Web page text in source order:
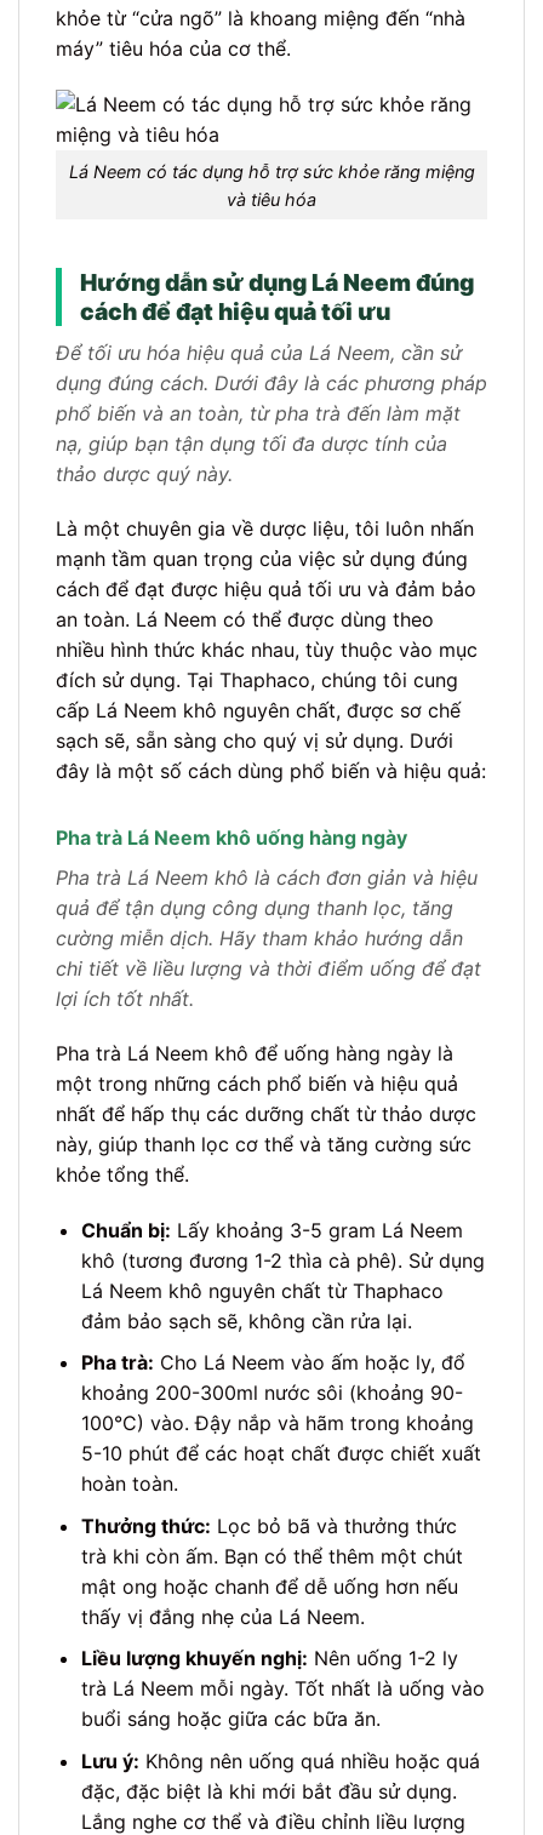
khỏe từ “cửa ngõ” là khoang miệng đến “nhà
máy” tiêu hóa của cơ thể.
Lá Neem có tác dụng hỗ trợ sức khỏe răng miệng
và tiêu hóa
Hướng dẫn sử dụng Lá Neem đúng
cách để đạt hiệu quả tối ưu
Để tối ưu hóa hiệu quả của Lá Neem, cần sử
dụng đúng cách. Dưới đây là các phương pháp
phổ biến và an toàn, từ pha trà đến làm mặt
nạ, giúp bạn tận dụng tối đa dược tính của
thảo dược quý này.
Là một chuyên gia về dược liệu, tôi luôn nhấn
mạnh tầm quan trọng của việc sử dụng đúng
cách để đạt được hiệu quả tối ưu và đảm bảo
an toàn. Lá Neem có thể được dùng theo
nhiều hình thức khác nhau, tùy thuộc vào mục
đích sử dụng. Tại Thaphaco, chúng tôi cung
cấp Lá Neem khô nguyên chất, được sơ chế
sạch sẽ, sẵn sàng cho quý vị sử dụng. Dưới
đây là một số cách dùng phổ biến và hiệu quả:
Pha trà Lá Neem khô uống hàng ngày
Pha trà Lá Neem khô là cách đơn giản và hiệu
quả để tận dụng công dụng thanh lọc, tăng
cường miễn dịch. Hãy tham khảo hướng dẫn
chi tiết về liều lượng và thời điểm uống để đạt
lợi ích tốt nhất.
Pha trà Lá Neem khô để uống hàng ngày là
một trong những cách phổ biến và hiệu quả
nhất để hấp thụ các dưỡng chất từ thảo dược
này, giúp thanh lọc cơ thể và tăng cường sức
khỏe tổng thể.
Chuẩn bị: Lấy khoảng 3-5 gram Lá Neem
khô (tương đương 1-2 thìa cà phê). Sử dụng
Lá Neem khô nguyên chất từ Thaphaco
đảm bảo sạch sẽ, không cần rửa lại.
Pha trà: Cho Lá Neem vào ấm hoặc ly, đổ
khoảng 200-300ml nước sôi (khoảng 90-
100°C) vào. Đậy nắp và hãm trong khoảng
5-10 phút để các hoạt chất được chiết xuất
hoàn toàn.
Thưởng thức: Lọc bỏ bã và thưởng thức
trà khi còn ấm. Bạn có thể thêm một chút
mật ong hoặc chanh để dễ uống hơn nếu
thấy vị đắng nhẹ của Lá Neem.
Liều lượng khuyến nghị: Nên uống 1-2 ly
trà Lá Neem mỗi ngày. Tốt nhất là uống vào
buổi sáng hoặc giữa các bữa ăn.
Lưu ý: Không nên uống quá nhiều hoặc quá
đặc, đặc biệt là khi mới bắt đầu sử dụng.
Lắng nghe cơ thể và điều chỉnh liều lượng